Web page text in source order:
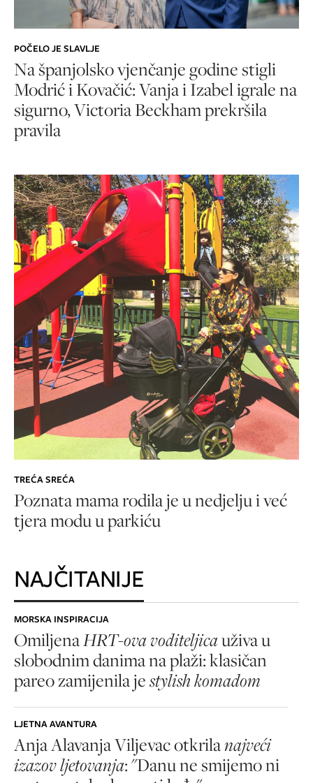
POČELO JE SLAVLJE
Na španjolsko vjenčanje godine stigli
Modrić i Kovačić: Vanja i Izabel igrale na
sigurno, Victoria Beckham prekršila
pravila
TREĆA SREĆA
Poznata mama rodila je u nedjelju i već
tjera modu u parkiću
NAJČITANIJE
MORSKA INSPIRACIJA
OmiljenaHRT-ova voditeljicauživa u
slobodnim danima na plaži: klasičan
pareo zamijenila jestylish komadom
LJETNA AVANTURA
Anja Alavanja Viljevac otkrilanajveći
izazov ljetovanja: "Danu ne smijemo ni